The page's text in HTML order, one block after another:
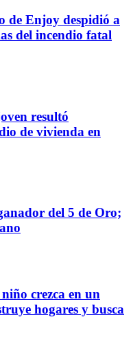
de Enjoy despidió a
del incendio fatal
resultó
de vivienda en
del 5 de Oro;
crezca en un
hogares y busca